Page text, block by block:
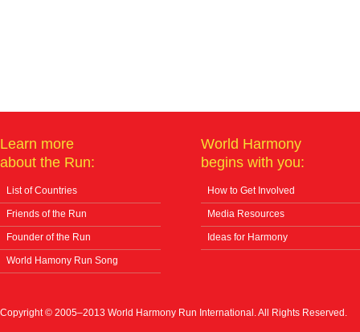
Learn more
about the Run:
List of Countries
Friends of the Run
Founder of the Run
World Hamony Run Song
World Harmony
begins with you:
How to Get Involved
Media Resources
Ideas for Harmony
Copyright © 2005–2013 World Harmony Run International. All Rights Reserved.